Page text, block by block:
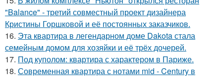
"Balance" - третий совместный проект дизайнера
Кристины Горшковой и её постоянных заказчиков.
16. Эта квартира в легендарном доме Dakota стала
семейным домом для хозяйки и её трёх дочерей.
17. Под куполом: квартира с характером в Париже.
18. Современная квартира с нотами mid - Century в